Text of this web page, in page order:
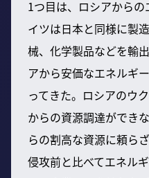
1つ目は、ロシアから
イツは日本と同様に製
械、化学製品などを輸
アから安価なエネルギ
ってきた。ロシアのウ
からの資源調達ができ
らの割高な資源に頼ら
侵攻前と比べてエネル